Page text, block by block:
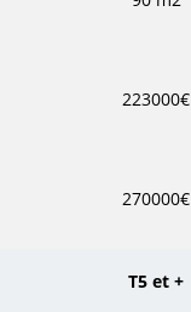
223000€
270000€
T5 et +